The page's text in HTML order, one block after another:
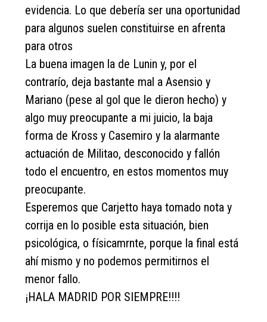
evidencia. Lo que debería ser una oportunidad
para algunos suelen constituirse en afrenta
para otros
La buena imagen la de Lunin y, por el
contrarío, deja bastante mal a Asensio y
Mariano (pese al gol que le dieron hecho) y
algo muy preocupante a mi juicio, la baja
forma de Kross y Casemiro y la alarmante
actuación de Militao, desconocido y fallón
todo el encuentro, en estos momentos muy
preocupante.
Esperemos que Carjetto haya tomado nota y
corrija en lo posible esta situación, bien
psicológica, o físicamrnte, porque la final está
ahí mismo y no podemos permitirnos el
menor fallo.
¡HALA MADRID POR SIEMPRE!!!!